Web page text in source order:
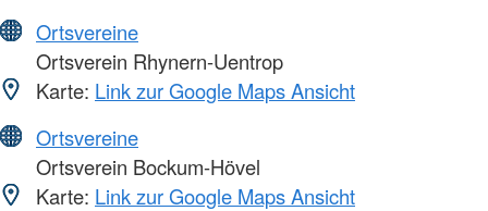
Ortsvereine
Ortsverein Rhynern-Uentrop
Karte: Link zur Google Maps Ansicht
Ortsvereine
Ortsverein Bockum-Hövel
Karte: Link zur Google Maps Ansicht